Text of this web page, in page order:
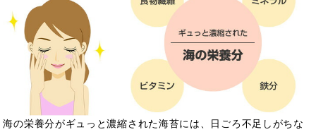
海の栄養分がギュっと濃縮された海苔には、日ごろ不足しがちな